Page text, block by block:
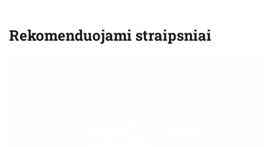
Rekomenduojami straipsniai